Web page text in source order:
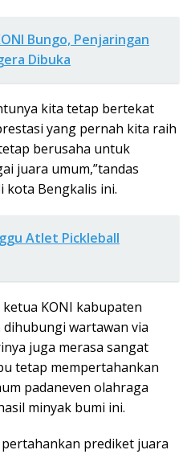
Bungo, Penjaringan
Dibuka
kita tetap bertekat
yang pernah kita raih
berusaha untuk
juara umum,”tandas
kota Bengkalis ini.
Atlet Pickleball
KONI kabupaten
wartawan via
juga merasa sangat
tetap mempertahankan
padaneven olahraga
minyak bumi ini.
prediket juara